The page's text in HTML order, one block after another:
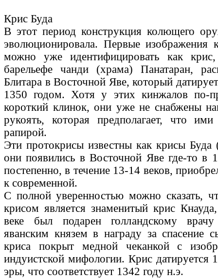
Крис Буда
В этот период конструкция колющего
эволюционировала. Первые изображения
можно уже идентифицировать как крис,
барельефе чанди (храма) Панатаран,
Блитара в Восточной Яве, который
1350 годом. Хотя у этих кинжалов по-
короткий клинок, они уже не снабжены
рукоять, которая предполагает, что ими
рапирой.
Эти протокрисы известны как крисы Буда
они появились в Восточной Яве где-то в
постепенно, в течение 13-14 веков,
к современной.
С полной уверенностью можно сказать,
крисом является знаменитый крис
веке был подарен голландскому
яванским князем в награду за спасение
криса покрыт медной чеканкой с
индуистской мифологии. Крис датируется
эры, что соответствует 1342 году н.э.